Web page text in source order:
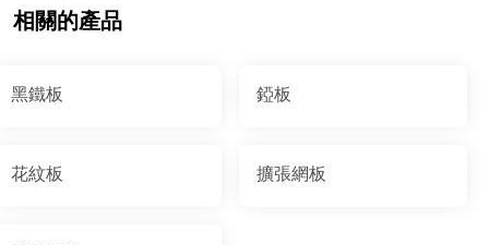
相關的產品
黑鐵板 錏板
花紋板 擴張網板